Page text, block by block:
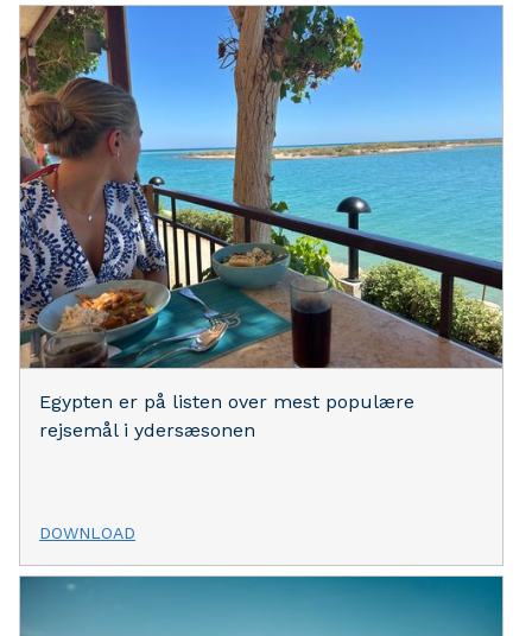
Egypten er på listen over mest populære
rejsemål i ydersæsonen
DOWNLOAD